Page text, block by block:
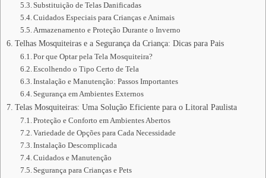
Substituição de Telas Danificadas
Cuidados Especiais para Crianças e Animais
Armazenamento e Proteção Durante o Inverno
Telhas Mosquiteiras e a Segurança da Criança: Dicas para Pais
Por que Optar pela Tela Mosquiteira?
Escolhendo o Tipo Certo de Tela
Instalação e Manutenção: Passos Importantes
Segurança em Ambientes Externos
Telas Mosquiteiras: Uma Solução Eficiente para o Litoral Paulista
Proteção e Conforto em Ambientes Abertos
Variedade de Opções para Cada Necessidade
Instalação Descomplicada
Cuidados e Manutenção
Segurança para Crianças e Pets